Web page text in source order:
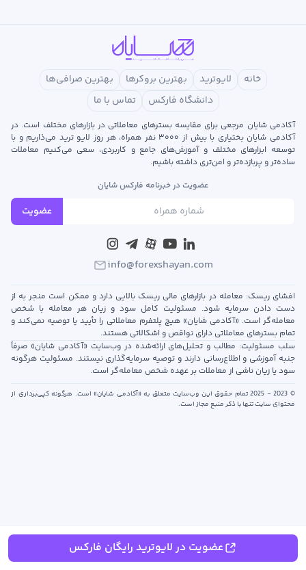
خانه لایوترید بهترین بروکرها
بهترین صرافی‌ها
دانشگاه فارکس
تماس با ما
آکادمی شایان مرجعی برای مقایسه بسترهای معاملاتی در بازارهای مختلف است. در
آکادمی شایان بختیاری با بیش از ۳۰۰۰ نفر همراه، هر روز لایو ترید می‌ذاریم و با
توسعه‌ ابزارهای مختلف و آموزش‌های جامع و کاربردی، سعی می‌کنیم معاملات
ساده‌تر و پربازده‌تر و امن‌تری داشته باشیم.
عضویت در خبرنامه فارکس شایان
عضویت
info@forexshayan.com
افشای ریسک: معامله در بازارهای مالی ریسک بالایی دارد و ممکن است منجر به از
دست دادن سرمایه شود. مسئولیت کامل سود و زیان هر معامله با شخص
معامله‌گر است. «آکادمی شایان» هیچ پلتفرم معاملاتی را تأیید یا توصیه نمی‌کند و
تمام بسترهای معاملاتی دارای نواقص و اشکالاتی هستند.
سلب مسئولیت: مطالب و تحلیل‌های ارائه‌شده در وب‌سایت «آکادمی شایان» صرفاً
جنبه آموزشی و اطلاع‌رسانی دارند و توصیه سرمایه‌گذاری نیستند. مسئولیت هرگونه
سود یا زیان ناشی از معاملات بر عهده شخص معامله‌گر است.
© 2023 - 2025 تمام حقوق این وب‌سایت متعلق به «آکادمی شایان» است. هرگونه کپی‌برداری از
محتوای سایت تنها با ذکر منبع مجاز است.
عضویت در لایوترید رایگان فارکس